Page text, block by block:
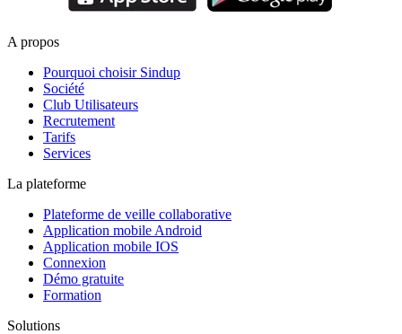
A propos
Pourquoi choisir Sindup
Société
Club Utilisateurs
Recrutement
Tarifs
Services
La plateforme
Plateforme de veille collaborative
Application mobile Android
Application mobile IOS
Connexion
Démo gratuite
Formation
Solutions